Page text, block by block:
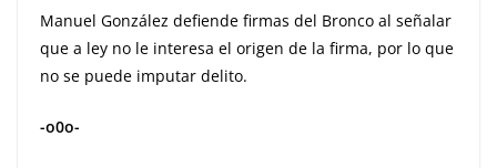
Manuel González defiende firmas del Bronco al señalar
que a ley no le interesa el origen de la firma, por lo que
no se puede imputar delito.
-o0o-